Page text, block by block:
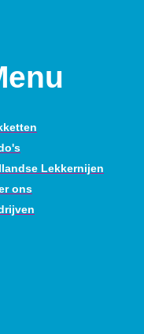
Lekkernijen
ons